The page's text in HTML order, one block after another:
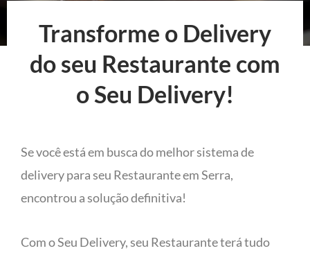
Transforme o Delivery
do seu Restaurante com
o Seu Delivery!
Se você está em busca do melhor sistema de
delivery para seu Restaurante em Serra,
encontrou a solução definitiva!
Com o Seu Delivery, seu Restaurante terá tudo